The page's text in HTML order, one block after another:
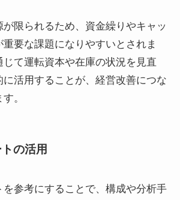
限られるため、資金繰りやキャッ
要な課題になりやすいとされま
て運転資本や在庫の状況を見直
に活用することが、経営改善につな
。
の活用
参考にすることで、構成や分析手